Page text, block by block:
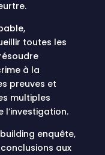
toutes les
à la
preuves et
multiples
enquête,
aux